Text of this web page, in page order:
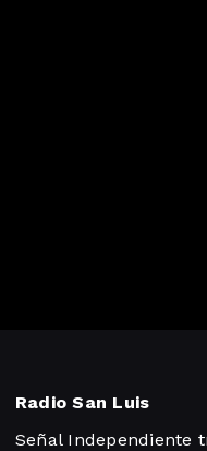
Radio San Luis
Señal Independiente